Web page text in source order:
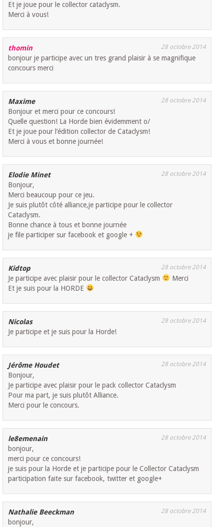
Et je joue pour le collector cataclysm.
Merci à vous!
thomin 28 octobre 2014
bonjour je participe avec un tres grand plaisir à se magnifique
concours merci
Maxime 28 octobre 2014
Bonjour et merci pour ce concours!
Quelle question! La Horde bien évidemment o/
Et je joue pour l’édition collector de Cataclysm!
Merci à vous et bonne journée!
Elodie Minet 28 octobre 2014
Bonjour,
Merci beaucoup pour ce jeu.
Je suis plutôt côté alliance,je participe pour le collector
Cataclysm.
Bonne chance à tous et bonne journée
je file participer sur facebook et google +
Kidtop 28 octobre 2014
Je participe avec plaisir pour le collector Cataclysm
Merci
Et je suis pour la HORDE
Nicolas 28 octobre 2014
Je participe et je suis pour la Horde!
Jérôme Houdet 28 octobre 2014
Bonjour,
Je participe avec plaisir pour le pack collector Cataclysm
Pour ma part, je suis plutôt Alliance.
Merci pour le concours.
le8emenain 28 octobre 2014
bonjour,
merci pour ce concours!
je suis pour la Horde et je participe pour le Collector Cataclysm
participation faite sur facebook, twitter et google+
Nathalie Beeckman 28 octobre 2014
bonjour,